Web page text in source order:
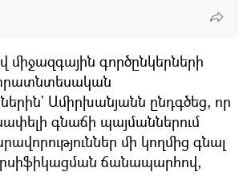
գործընկերների
Ամիրխանյանն ընդգծեց, որ
գնաճի պայմաններում
մի կողմից գնալ
ճանապարհով,